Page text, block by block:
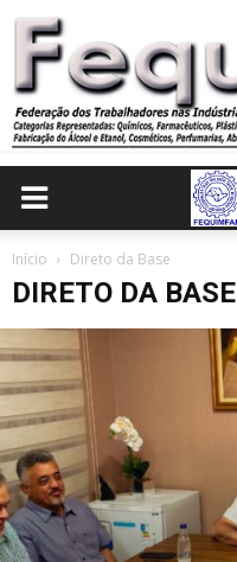
Início Direto da Base
DIRETO DA BASE